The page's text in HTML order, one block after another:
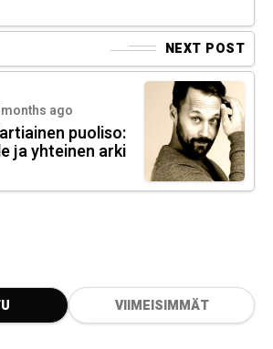
NEXT POST
ago
puoliso:
ja yhteinen arki
VIIMEISIMMÄT